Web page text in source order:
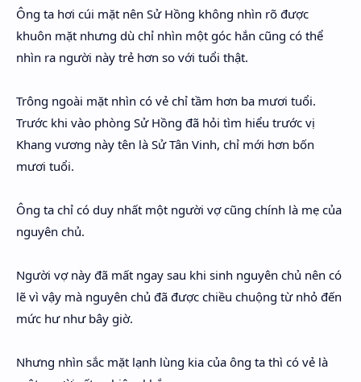
Ông ta hơi cúi mặt nên Sử Hồng không nhìn rõ được
khuôn mặt nhưng dù chỉ nhìn một góc hắn cũng có thể
nhìn ra người này trẻ hơn so với tuổi thật.
Trông ngoài mặt nhìn có vẻ chỉ tầm hơn ba mươi tuổi.
Trước khi vào phòng Sử Hồng đã hỏi tìm hiểu trước vị
Khang vương này tên là Sử Tân Vinh, chỉ mới hơn bốn
mươi tuổi.
Ông ta chỉ có duy nhất một người vợ cũng chính là mẹ của
nguyên chủ.
Người vợ này đã mất ngay sau khi sinh nguyên chủ nên có
lẽ vì vậy mà nguyên chủ đã được chiều chuộng từ nhỏ đến
mức hư như bây giờ.
Nhưng nhìn sắc mặt lạnh lùng kia của ông ta thì có vẻ là